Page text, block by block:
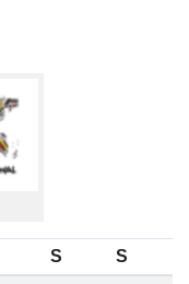
S
S